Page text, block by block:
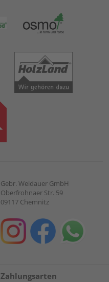
Gebr. Weidauer GmbH
Oberfrohnaer Str. 59
09117 Chemnitz
Zahlungsarten